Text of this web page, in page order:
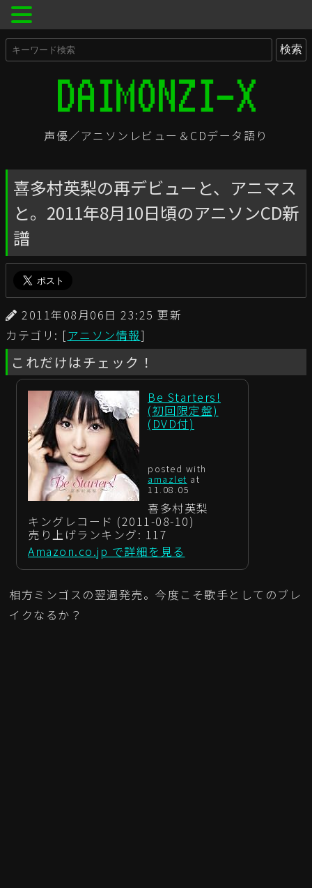
声優／アニソンレビュー＆CDデータ語り
喜多村英梨の再デビューと、アニマス
と。2011年8月10日頃のアニソンCD新
譜
2011年08月06日 23:25 更新
カテゴリ: [アニソン情報]
これだけはチェック！
Be Starters!
(初回限定盤)
(DVD付)
posted with
amazlet at
11.08.05
喜多村英梨
キングレコード (2011-08-10)
売り上げランキング: 117
Amazon.co.jp で詳細を見る
相方ミンゴスの翌週発売。今度こそ歌手としてのブレ
イクなるか？